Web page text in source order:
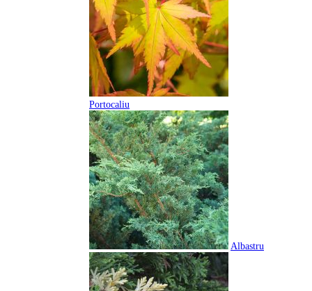
Portocaliu
Albastru